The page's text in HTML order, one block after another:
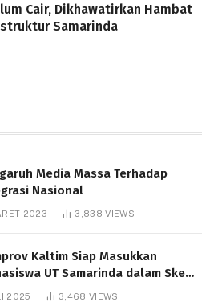
Cair, Dikhawatirkan Hambat
Samarinda
Media Massa Terhadap
Nasional
2023 3,838VIEWS
Kaltim Siap Masukkan
UT Samarinda dalam Skema
Pendidikan Gratispol
2025 3,468 VIEWS